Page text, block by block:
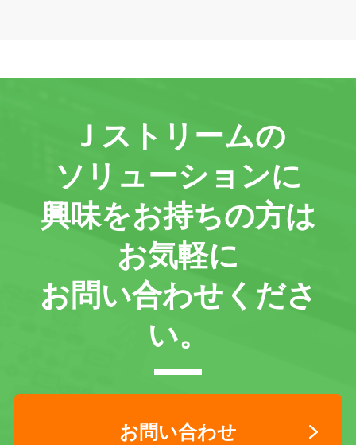
Ｊストリームの
ソリューションに
興味をお持ちの方は
お気軽に
お問い合わせくださ
い。
お問い合わせ